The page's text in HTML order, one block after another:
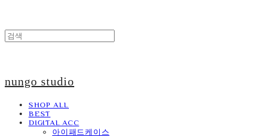
nungo studio
SHOP ALL
BEST
DIGITAL ACC
아이패드케이스